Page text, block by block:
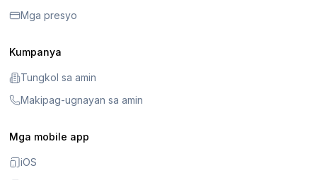
Mga presyo
Kumpanya
Tungkol sa amin
Makipag-ugnayan sa amin
Mga mobile app
iOS